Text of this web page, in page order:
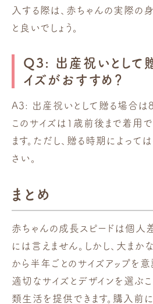
入する際は、赤ちゃんの実際の
と良いでしょう。
Q3: 出産祝いとして
イズがおすすめ？
A3: 出産祝いとして贈る場合は
このサイズは1歳前後まで着用
ます。ただし、贈る時期によって
さい。
まとめ
赤ちゃんの成長スピードは個人
には言えません。しかし、大まか
から半年ごとのサイズアップを意
適切なサイズとデザインを選ぶ
類生活を提供できます。購入前